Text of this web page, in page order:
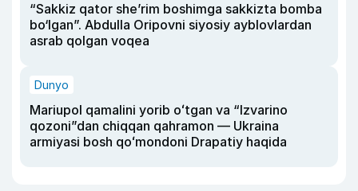
“Sakkiz qator she’rim boshimga sakkizta bomba
bo‘lgan”. Abdulla Oripovni siyosiy ayblovlardan
asrab qolgan voqea
Dunyo
Mariupol qamalini yorib oʻtgan va “Izvarino
qozoni”dan chiqqan qahramon — Ukraina
armiyasi bosh qoʻmondoni Drapatiy haqida